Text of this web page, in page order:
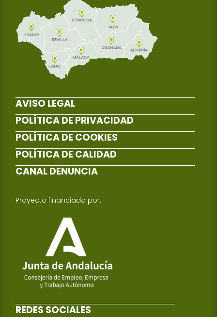
AVISO LEGAL
POLÍTICA DE PRIVACIDAD
POLÍTICA DE COOKIES
POLÍTICA DE CALIDAD
CANAL DENUNCIA
Proyecto financiado por:
REDES SOCIALES